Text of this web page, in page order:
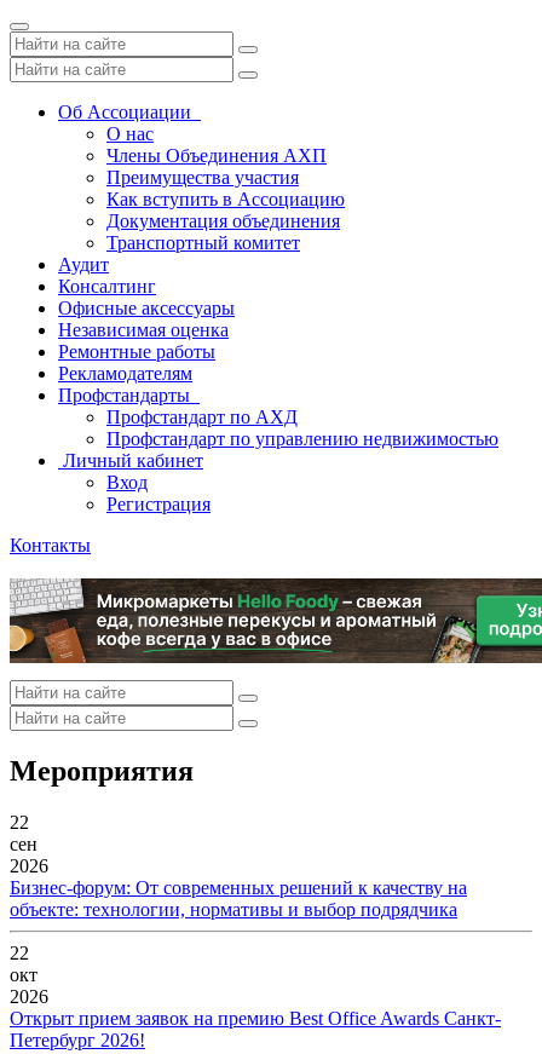
Toggle
navigation
Об Ассоциации
О нас
Члены Объединения АХП
Преимущества участия
Как вступить в Ассоциацию
Документация объединения
Транспортный комитет
Аудит
Консалтинг
Офисные аксессуары
Независимая оценка
Ремонтные работы
Рекламодателям
Профстандарты
Профстандарт по АХД
Профстандарт по управлению недвижимостью
Личный кабинет
Вход
Регистрация
Контакты
Мероприятия
22
сен
2026
Бизнес-форум: От современных решений к качеству на
объекте: технологии, нормативы и выбор подрядчика
22
окт
2026
Открыт прием заявок на премию Best Office Awards Санкт-
Петербург 2026!